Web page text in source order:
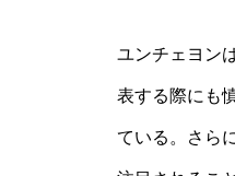
ユンチェヨン
表する際にも
ている。さら